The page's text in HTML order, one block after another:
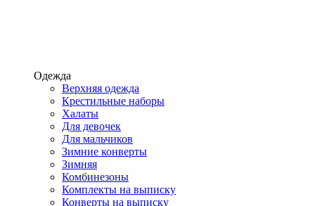
Одежда
Верхняя одежда
Крестильные наборы
Халаты
Для девочек
Для мальчиков
Зимние конверты
Зимняя
Комбинезоны
Комплекты на выписку
Конверты на выписку